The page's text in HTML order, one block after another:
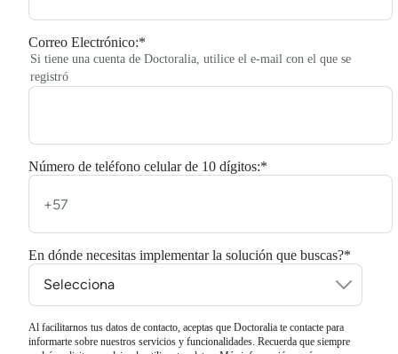
Correo Electrónico:*
Si tiene una cuenta de Doctoralia, utilice el e-mail con el que se
registró
Número de teléfono celular de 10 dígitos:*
En dónde necesitas implementar la solución que buscas?*
Al facilitarnos tus datos de contacto, aceptas que Doctoralia te contacte para
informarte sobre nuestros servicios y funcionalidades. Recuerda que siempre